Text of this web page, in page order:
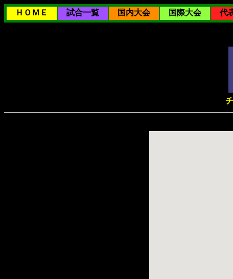
ＨＯＭＥ 試合一覧 国内大会 国際大会 代